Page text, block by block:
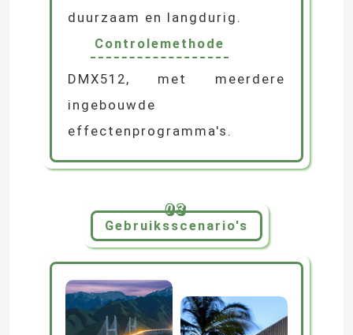
LEIDENE Ondergrondse Lamp
LEIDENE Modulevoeding
LED-neonstrooklamp buiten
duurzaam en langdurig.
Controlemethode
DMX512, met meerdere
ingebouwde
effectenprogramma's.
03
Gebruiksscenario's